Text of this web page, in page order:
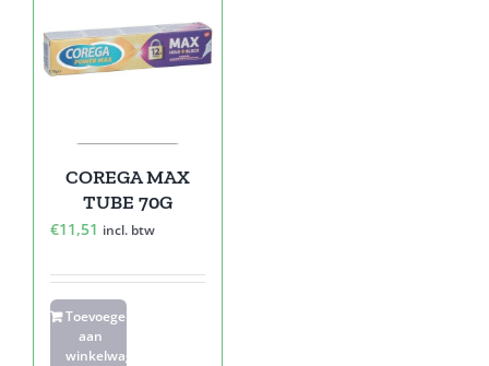
COREGA MAX
TUBE 70G
€11,51 incl. btw
Toevoegen
aan
winkelwagen